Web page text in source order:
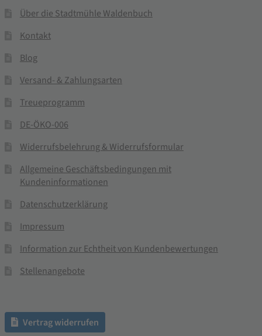
Über die Stadtmühle Waldenbuch
Kontakt
Blog
Versand- & Zahlungsarten
Treueprogramm
DE-ÖKO-006
Widerrufsbelehrung & Widerrufsformular
Allgemeine Geschäftsbedingungen mit
Kundeninformationen
Datenschutzerklärung
Impressum
Information zur Echtheit von Kundenbewertungen
Stellenangebote
Vertrag widerrufen